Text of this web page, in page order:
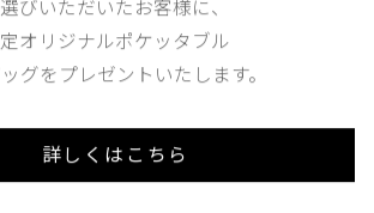
173cm 70kgRecommended
S
Find out more on your body type
びいただいたお客様に、
オリジナルポケッタブル
グをプレゼントいたします。
詳しくはこちら